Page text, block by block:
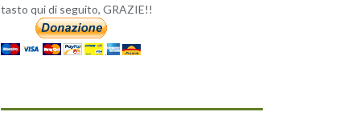
tasto qui di seguito, GRAZIE!!